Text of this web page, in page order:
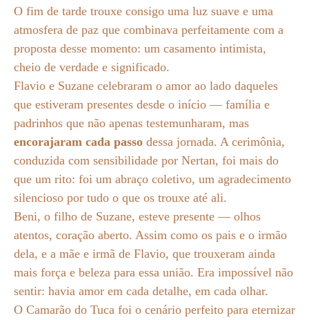
O fim de tarde trouxe consigo uma luz suave e uma
atmosfera de paz que combinava perfeitamente com a
proposta desse momento: um casamento intimista,
cheio de verdade e significado.
Flavio e Suzane celebraram o amor ao lado daqueles
que estiveram presentes desde o início — família e
padrinhos que não apenas testemunharam, mas
encorajaram cada passo dessa jornada. A cerimônia,
conduzida com sensibilidade por Nertan, foi mais do
que um rito: foi um abraço coletivo, um agradecimento
silencioso por tudo o que os trouxe até ali.
Beni, o filho de Suzane, esteve presente — olhos
atentos, coração aberto. Assim como os pais e o irmão
dela, e a mãe e irmã de Flavio, que trouxeram ainda
mais força e beleza para essa união. Era impossível não
sentir: havia amor em cada detalhe, em cada olhar.
O Camarão do Tuca foi o cenário perfeito para eternizar